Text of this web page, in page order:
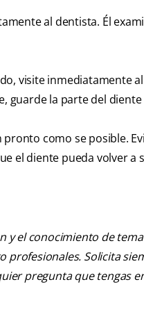
al dentista. Él
visite inmediatamente
guarde la parte del
como se posible.
el diente pueda volver
el conocimiento de
Solicita
pregunta que tengas